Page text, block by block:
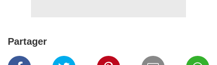
Partager